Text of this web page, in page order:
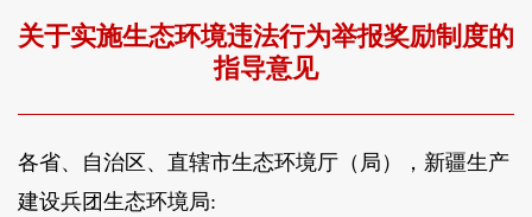
关于实施生态环境违法行为举报奖励制度的
指导意见
各省、自治区、直辖市生态环境厅（局），新疆生产
建设兵团生态环境局: